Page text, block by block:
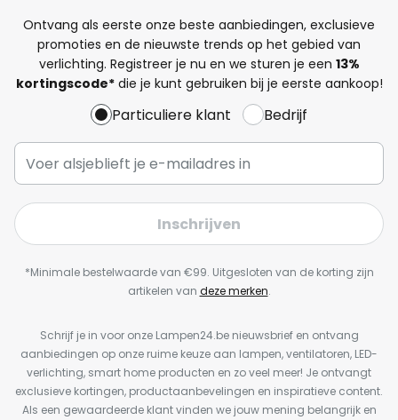
Ontvang als eerste onze beste aanbiedingen, exclusieve
promoties en de nieuwste trends op het gebied van
verlichting. Registreer je nu en we sturen je een 13%
kortingscode*die je kunt gebruiken bij je eerste aankoop!
Particuliere klant Bedrijf
Inschrijven
*Minimale bestelwaarde van €99. Uitgesloten van de korting zijn
artikelen van deze merken.
Schrijf je in voor onze Lampen24.be nieuwsbrief en ontvang
aanbiedingen op onze ruime keuze aan lampen, ventilatoren, LED-
verlichting, smart home producten en zo veel meer! Je ontvangt
exclusieve kortingen, productaanbevelingen en inspiratieve content.
Als een gewaardeerde klant vinden we jouw mening belangrijk en